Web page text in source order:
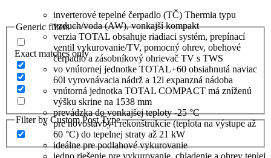
Generic filters
Exact matches only
Filter by Custom Post Type
inverterové tepelné čerpadlo (TČ) Thermia typu
vzduch/voda (AW), vonkajší kompakt
verzia TOTAL obsahuje riadiaci systém, prepínací
ventil vykurovanie/TV, pomocný ohrev, obehové
čerpadlo a zásobníkový ohrievač TV s TWS
vo vnútornej jednotke TOTAL+60 obsiahnutá naviac
60l vyrovnávacia nádrž a 12l expanzná nádoba
vnútorná jednotka TOTAL COMPACT má zníženú
výšku skrine na 1538 mm
prevádzka do vonkajšej teploty -25 °C
pre novostavby i rekonštrukcie (teplota na výstupe až
60 °C) do tepelnej straty až 21 kW
ideálne pre podlahové vykurovanie
jedno riešenie pre vykurovanie, chladenie a ohrev teplej